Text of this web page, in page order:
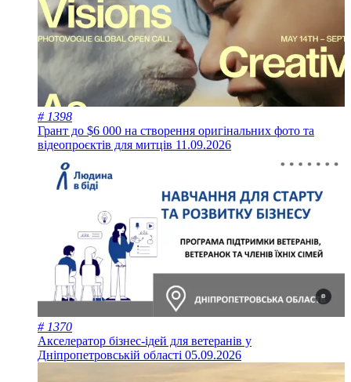
# 1398
Грант до $6 000 на створення оригінальних фото та
відеопроєктів для митців 11.09.2026
# 1370
Акселератор бізнес-ідей для ветеранів у
Дніпропетровській області 05.09.2026